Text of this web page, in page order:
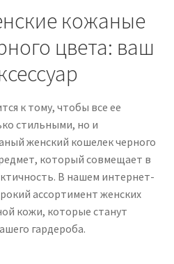
кожаные
цвета: ваш
к тому, чтобы все ее
стильными, но и
женский кошелек черного
который совмещает в
В нашем интернет-
ассортимент женских
кожи, которые станут
гардероба.